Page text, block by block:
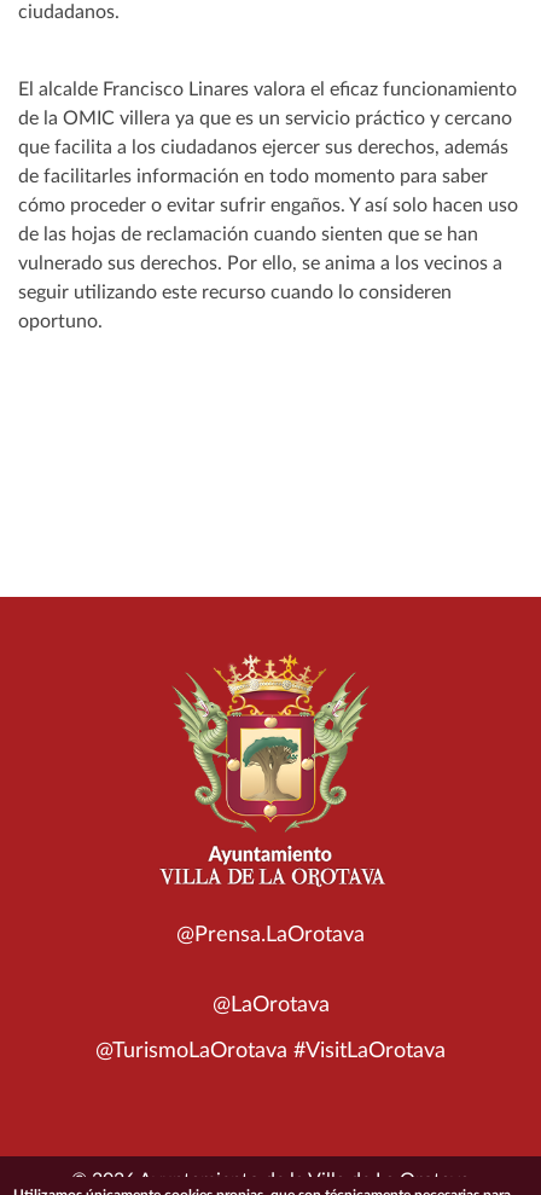
ciudadanos.
El alcalde Francisco Linares valora el eficaz funcionamiento
de la OMIC villera ya que es un servicio práctico y cercano
que facilita a los ciudadanos ejercer sus derechos, además
de facilitarles información en todo momento para saber
cómo proceder o evitar sufrir engaños. Y así solo hacen uso
de las hojas de reclamación cuando sienten que se han
vulnerado sus derechos. Por ello, se anima a los vecinos a
seguir utilizando este recurso cuando lo consideren
oportuno.
@Prensa.LaOrotava
@LaOrotava
@TurismoLaOrotava #VisitLaOrotava
© 2026 Ayuntamiento de la Villa de La Orotava